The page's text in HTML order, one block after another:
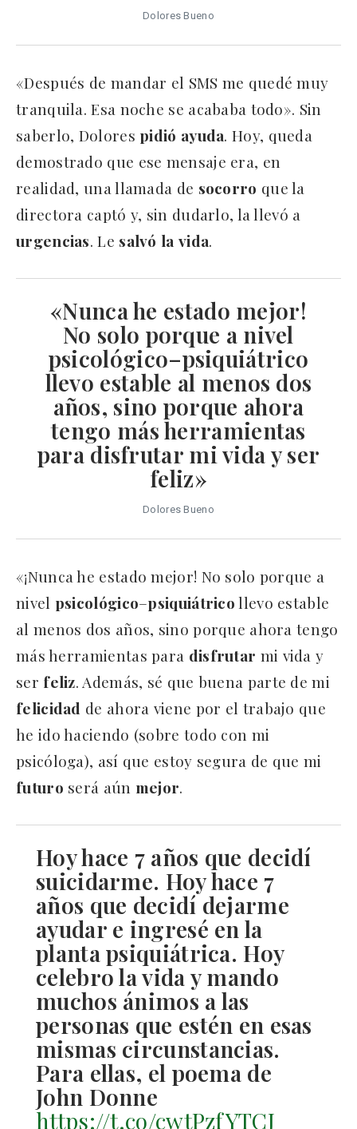
Dolores Bueno
«Después de mandar el SMS me quedé muy
tranquila. Esa noche se acababa todo». Sin
saberlo, Dolores pidió ayuda. Hoy, queda
demostrado que ese mensaje era, en
realidad, una llamada de socorro que la
directora captó y, sin dudarlo, la llevó a
urgencias. Le salvó la vida.
«Nunca he estado mejor!
No solo porque a nivel
psicológico–psiquiátrico
llevo estable al menos dos
años, sino porque ahora
tengo más herramientas
para disfrutar mi vida y ser
feliz»
Dolores Bueno
«¡Nunca he estado mejor! No solo porque a
nivel psicológico–psiquiátricollevo estable
al menos dos años, sino porque ahora tengo
más herramientas para disfrutar mi vida y
ser feliz. Además, sé que buena parte de mi
felicidad de ahora viene por el trabajo que
he ido haciendo (sobre todo con mi
psicóloga), así que estoy segura de que mi
futuro será aún mejor.
Hoy hace 7 años que decidí
suicidarme. Hoy hace 7
años que decidí dejarme
ayudar e ingresé en la
planta psiquiátrica. Hoy
celebro la vida y mando
muchos ánimos a las
personas que estén en esas
mismas circunstancias.
Para ellas, el poema de
John Donne
https://t.co/cwtPzfYTCJ